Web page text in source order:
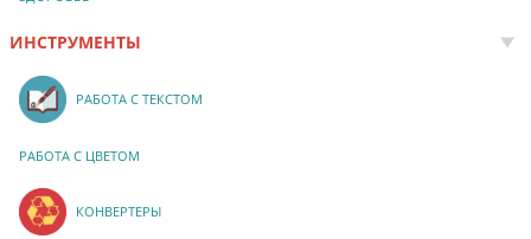
ИНСТРУМЕНТЫ
РАБОТА С ТЕКСТОМ
РАБОТА С ЦВЕТОМ
КОНВЕРТЕРЫ